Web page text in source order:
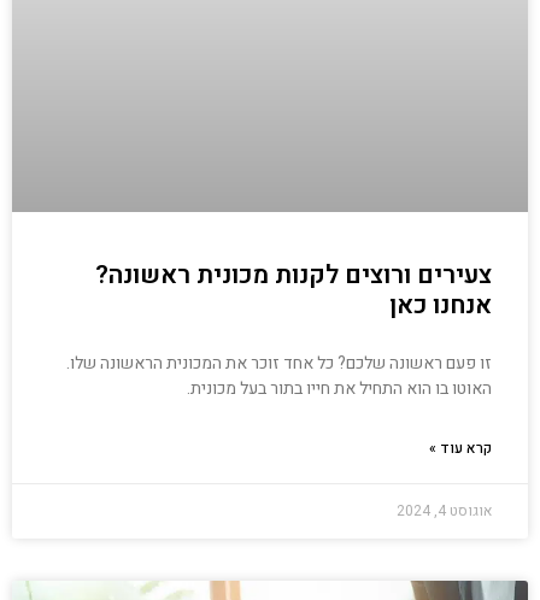
צעירים ורוצים לקנות מכונית ראשונה?
אנחנו כאן
זו פעם ראשונה שלכם? כל אחד זוכר את המכונית הראשונה שלו.
האוטו בו הוא התחיל את חייו בתור בעל מכונית.
קרא עוד »
אוגוסט 4, 2024